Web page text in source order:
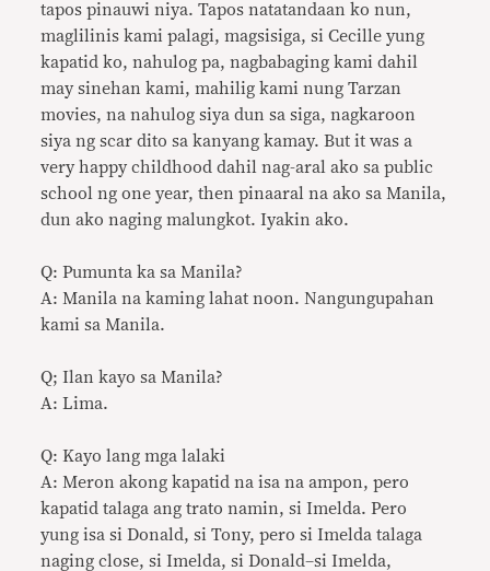
tapos pinauwi niya. Tapos natatandaan ko nun,
maglilinis kami palagi, magsisiga, si Cecille yung
kapatid ko, nahulog pa, nagbabaging kami dahil
may sinehan kami, mahilig kami nung Tarzan
movies, na nahulog siya dun sa siga, nagkaroon
siya ng scar dito sa kanyang kamay. But it was a
very happy childhood dahil nag-aral ako sa public
school ng one year, then pinaaral na ako sa Manila,
dun ako naging malungkot. Iyakin ako.
Q: Pumunta ka sa Manila?
A: Manila na kaming lahat noon. Nangungupahan
kami sa Manila.
Q; Ilan kayo sa Manila?
A: Lima.
Q: Kayo lang mga lalaki
A: Meron akong kapatid na isa na ampon, pero
kapatid talaga ang trato namin, si Imelda. Pero
yung isa si Donald, si Tony, pero si Imelda talaga
naging close, si Imelda, si Donald–si Imelda,